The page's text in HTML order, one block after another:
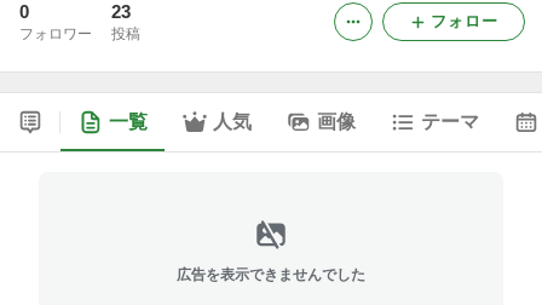
0
フォロワー
23
投稿
フォロー
一覧 人気 画像 テーマ
広告を表示できませんでした